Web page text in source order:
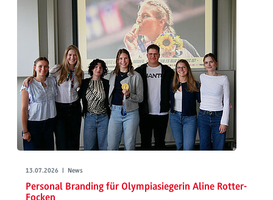
13.07.2026 | News
Personal Branding für Olympiasiegerin Aline Rotter-
Focken